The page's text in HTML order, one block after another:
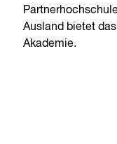
Ausland bietet das
Akademie.